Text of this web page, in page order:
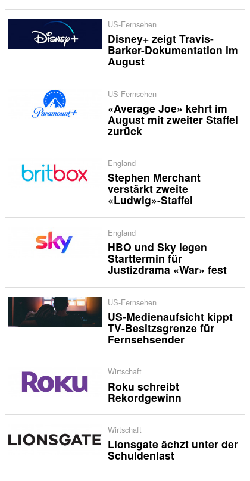
US-Fernsehen
Disney+ zeigt Travis-
Barker-Dokumentation im
August
US-Fernsehen
«Average Joe» kehrt im
August mit zweiter Staffel
zurück
England
Stephen Merchant
verstärkt zweite
«Ludwig»-Staffel
England
HBO und Sky legen
Starttermin für
Justizdrama «War» fest
US-Fernsehen
US-Medienaufsicht kippt
TV-Besitzsgrenze für
Fernsehsender
Wirtschaft
Roku schreibt
Rekordgewinn
Wirtschaft
Lionsgate ächzt unter der
Schuldenlast